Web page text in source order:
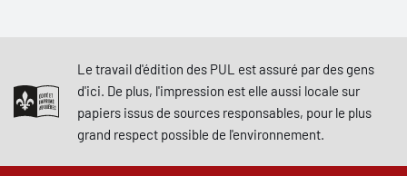
Le travail d'édition des PUL est assuré par des gens
d'ici. De plus, l'impression est elle aussi locale sur
papiers issus de sources responsables, pour le plus
grand respect possible de l'environnement.